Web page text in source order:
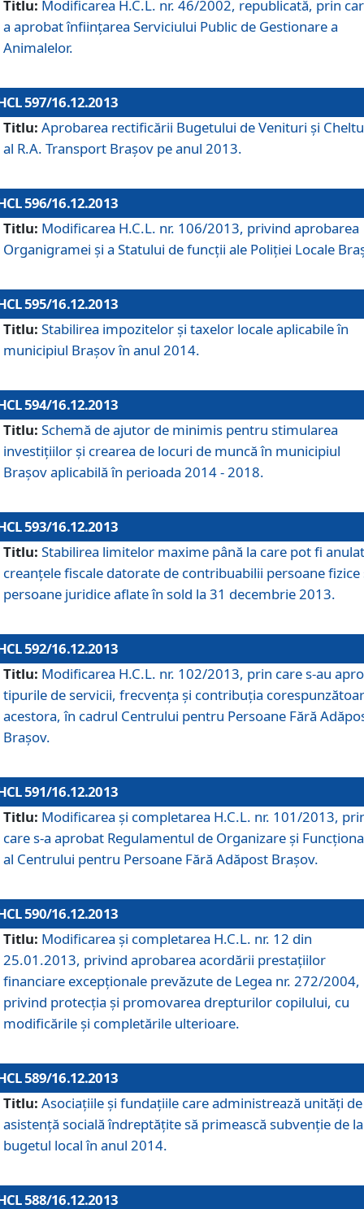
Titlu: Modificarea H.C.L. nr. 46/2002, republicată, prin
a aprobat înfiinţarea Serviciului Public de Gestionare a
Animalelor.
597/16.12.2013
Titlu: Aprobarea rectificării Bugetului de Venituri şi
al R.A. Transport Braşov pe anul 2013.
596/16.12.2013
Titlu: Modificarea H.C.L. nr. 106/2013, privind aprobarea
Organigramei şi a Statului de funcţii ale Poliţiei Locale
595/16.12.2013
Titlu: Stabilirea impozitelor şi taxelor locale aplicabile în
municipiul Braşov în anul 2014.
594/16.12.2013
Titlu: Schemă de ajutor de minimis pentru stimularea
investiţiilor şi crearea de locuri de muncă în municipiul
Braşov aplicabilă în perioada 2014 - 2018.
593/16.12.2013
Titlu: Stabilirea limitelor maxime până la care pot fi
creanţele fiscale datorate de contribuabilii persoane fizice
persoane juridice aflate în sold la 31 decembrie 2013.
592/16.12.2013
Titlu: Modificarea H.C.L. nr. 102/2013, prin care s-au
tipurile de servicii, frecvenţa şi contribuţia
acestora, în cadrul Centrului pentru Persoane Fără
Braşov.
591/16.12.2013
Titlu: Modificarea şi completarea H.C.L. nr. 101/2013,
care s-a aprobat Regulamentul de Organizare şi
al Centrului pentru Persoane Fără Adăpost Braşov.
590/16.12.2013
Titlu: Modificarea şi completarea H.C.L. nr. 12 din
25.01.2013, privind aprobarea acordării prestaţiilor
financiare excepţionale prevăzute de Legea nr. 272/2004,
privind protecţia şi promovarea drepturilor copilului, cu
modificările şi completările ulterioare.
589/16.12.2013
Titlu: Asociaţiile şi fundaţiile care administrează unităţi de
asistenţă socială îndreptăţite să primească subvenţie de la
bugetul local în anul 2014.
588/16.12.2013